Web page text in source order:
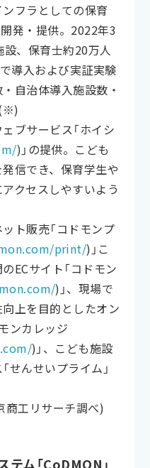
フラとしての保育
開発・提供。2022年3
、保育士約20万人
導入および実証実験
自治体導入施設数・
ブサービス「ホイシ
)」の提供。こども
信でき、保育学生や
クセスしやすいよう
ト販売「コドモンプ
print/)」こ
ECサイト「コドモン
)」、現場で
上を目的としたオン
ンカレッジ
)」、こども施設
せんせいプライム」
工リサーチ調べ)
テム「CoDMON」